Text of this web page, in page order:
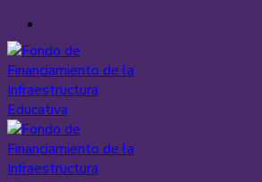
Saltar
al
contenido